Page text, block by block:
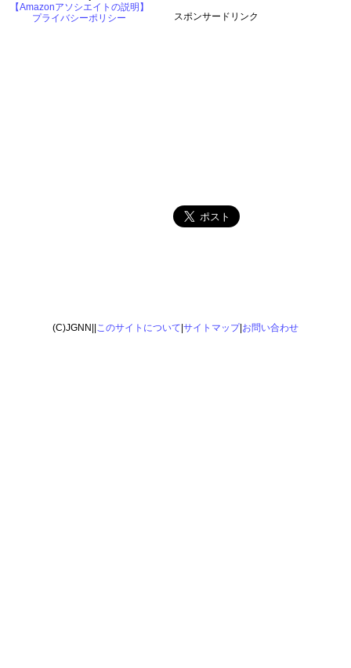
スポンサードリンク
【Amazonアソシエイトの説明】
プライバシーポリシー
(C)JGNN|| このサイトについて サイトマップ| お問い合わせ